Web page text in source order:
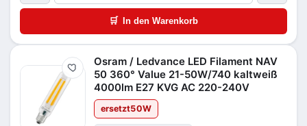
🛒 In den Warenkorb
Merken
Osram / Ledvance LED Filament NAV
50 360° Value 21-50W/740 kaltweiß
4000lm E27 KVG AC 220-240V
ersetzt50W